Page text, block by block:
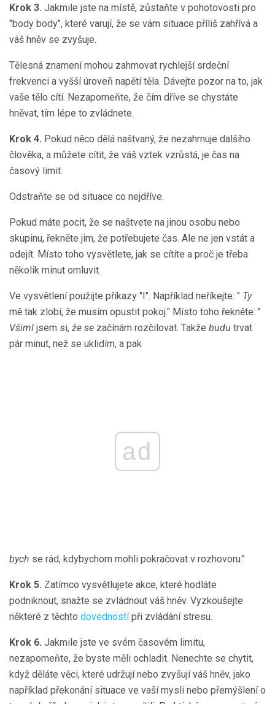
Krok 3. Jakmile jste na místě, zůstaňte v pohotovosti pro
"body body", které varují, že se vám situace příliš zahřívá a
váš hněv se zvyšuje.
Tělesná znamení mohou zahrnovat rychlejší srdeční
frekvenci a vyšší úroveň napětí těla. Dávejte pozor na to, jak
vaše tělo cítí. Nezapomeňte, že čím dříve se chystáte
hněvat, tím lépe to zvládnete.
Krok 4. Pokud něco dělá naštvaný, že nezahrnuje dalšího
člověka, a můžete cítit, že váš vztek vzrůstá, je čas na
časový limit.
Odstraňte se od situace co nejdříve.
Pokud máte pocit, že se naštvete na jinou osobu nebo
skupinu, řekněte jim, že potřebujete čas. Ale ne jen vstát a
odejít. Místo toho vysvětlete, jak se cítíte a proč je třeba
několik minut omluvit.
Ve vysvětlení použijte příkazy "I". Například neříkejte: " Ty
mě tak zlobí, že musím opustit pokoj." Místo toho řekněte: "
Všiml jsem si, že se začínám rozčilovat. Takže budu trvat
pár minut, než se uklidím, a pak
ad
bych se rád, kdybychom mohli pokračovat v rozhovoru."
Krok 5. Zatímco vysvětlujete akce, které hodláte
podniknout, snažte se zvládnout váš hněv. Vyzkoušejte
některé z těchto dovednostípři zvládání stresu.
Krok 6. Jakmile jste ve svém časovém limitu,
nezapomeňte, že byste měli ochladit. Nenechte se chytit,
když děláte věci, které udržují nebo zvyšují váš hněv, jako
například překonání situace ve vaší mysli nebo přemýšlení o